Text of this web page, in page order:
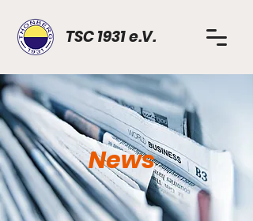
TSC 1931 e.V.
News